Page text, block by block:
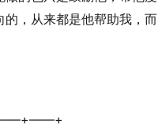
，从来都是他帮助我，而